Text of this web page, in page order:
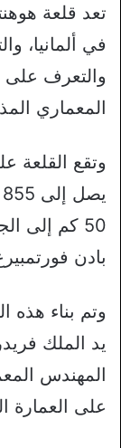
تعد قلعة
في ألمانيا،
والتعرف على
المعماري
وتقع القلعة
50 كم إلى
بادن
وتم بناء هذه
يد الملك
المهندس
على العمارة